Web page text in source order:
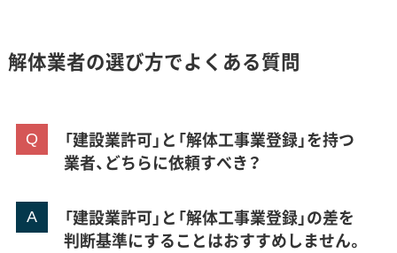
解体業者の選び方でよくある質問
「建設業許可」と「解体工事業登録」を持つ
業者、どちらに依頼すべき？
「建設業許可」と「解体工事業登録」の差を
判断基準にすることはおすすめしません。